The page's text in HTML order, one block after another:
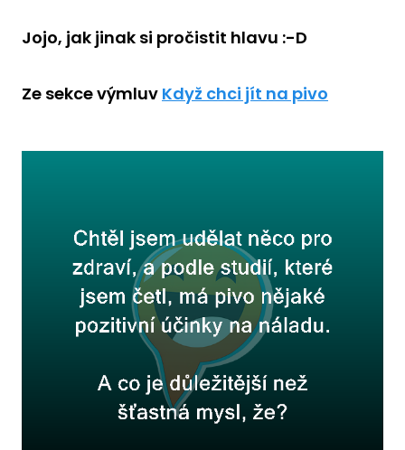
Jojo, jak jinak si pročistit hlavu :-D
Ze sekce výmluv Když chci jít na pivo